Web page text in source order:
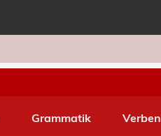
Grammatik Verben